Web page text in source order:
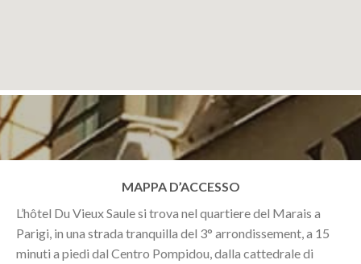
MAPPA D’ACCESSO
L’hôtel Du Vieux Saule si trova nel quartiere del Marais a
Parigi, in una strada tranquilla del 3° arrondissement, a 15
minuti a piedi dal Centro Pompidou, dalla cattedrale di